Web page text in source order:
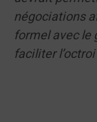
négociations
formel avec le
faciliter